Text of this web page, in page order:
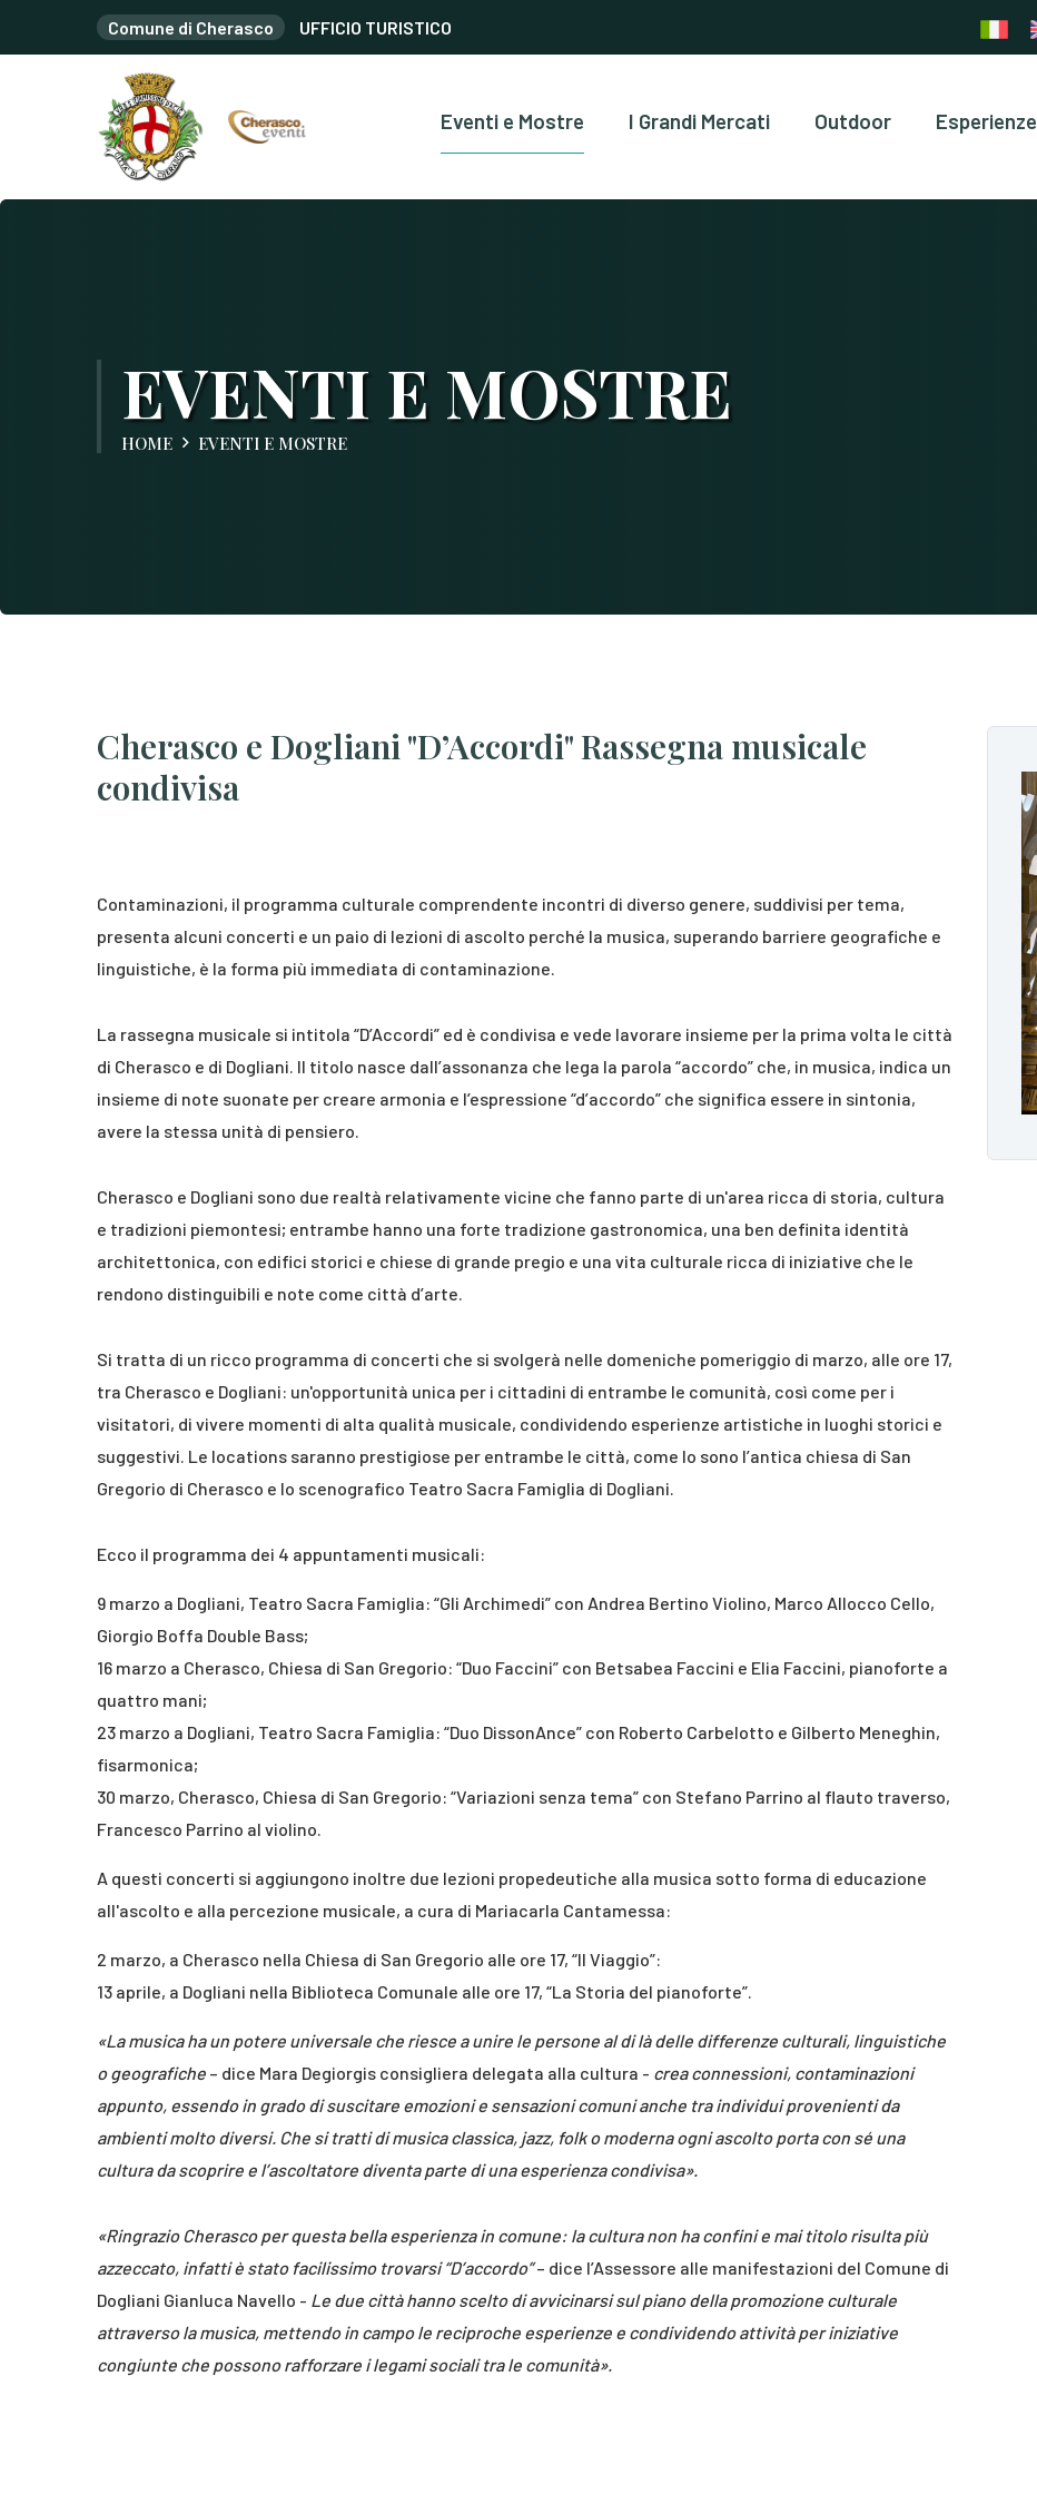
Comune di Cherasco UFFICIO TURISTICO
Eventi e Mostre I Grandi Mercati Outdoor Esperienze
EVENTI E MOSTRE
HOME EVENTI E MOSTRE
Cherasco e Dogliani "D’Accordi" Rassegna musicale
condivisa
Contaminazioni, il programma culturale comprendente incontri di diverso genere, suddivisi per tema,
presenta alcuni concerti e un paio di lezioni di ascolto perché la musica, superando barriere geografiche e
linguistiche, è la forma più immediata di contaminazione.
La rassegna musicale si intitola “D’Accordi” ed è condivisa e vede lavorare insieme per la prima volta le città
di Cherasco e di Dogliani. Il titolo nasce dall’assonanza che lega la parola “accordo” che, in musica, indica un
insieme di note suonate per creare armonia e l’espressione “d’accordo” che significa essere in sintonia,
avere la stessa unità di pensiero.
Cherasco e Dogliani sono due realtà relativamente vicine che fanno parte di un'area ricca di storia, cultura
e tradizioni piemontesi; entrambe hanno una forte tradizione gastronomica, una ben definita identità
architettonica, con edifici storici e chiese di grande pregio e una vita culturale ricca di iniziative che le
rendono distinguibili e note come città d’arte.
Si tratta di un ricco programma di concerti che si svolgerà nelle domeniche pomeriggio di marzo, alle ore 17,
tra Cherasco e Dogliani: un'opportunità unica per i cittadini di entrambe le comunità, così come per i
visitatori, di vivere momenti di alta qualità musicale, condividendo esperienze artistiche in luoghi storici e
suggestivi. Le locations saranno prestigiose per entrambe le città, come lo sono l’antica chiesa di San
Gregorio di Cherasco e lo scenografico Teatro Sacra Famiglia di Dogliani.
Ecco il programma dei 4 appuntamenti musicali:
9 marzo a Dogliani, Teatro Sacra Famiglia: “Gli Archimedi” con Andrea Bertino Violino, Marco Allocco Cello,
Giorgio Boffa Double Bass;
16 marzo a Cherasco, Chiesa di San Gregorio: “Duo Faccini” con Betsabea Faccini e Elia Faccini, pianoforte a
quattro mani;
23 marzo a Dogliani, Teatro Sacra Famiglia: “Duo DissonAnce” con Roberto Carbelotto e Gilberto Meneghin,
fisarmonica;
30 marzo, Cherasco, Chiesa di San Gregorio: “Variazioni senza tema” con Stefano Parrino al flauto traverso,
Francesco Parrino al violino.
A questi concerti si aggiungono inoltre due lezioni propedeutiche alla musica sotto forma di educazione
all'ascolto e alla percezione musicale, a cura di Mariacarla Cantamessa:
2 marzo, a Cherasco nella Chiesa di San Gregorio alle ore 17, “Il Viaggio”:
13 aprile, a Dogliani nella Biblioteca Comunale alle ore 17, “La Storia del pianoforte”.
«La musica ha un potere universale che riesce a unire le persone al di là delle differenze culturali, linguistiche
o geografiche – dice Mara Degiorgis consigliera delegata alla cultura - crea connessioni, contaminazioni
appunto, essendo in grado di suscitare emozioni e sensazioni comuni anche tra individui provenienti da
ambienti molto diversi. Che si tratti di musica classica, jazz, folk o moderna ogni ascolto porta con sé una
cultura da scoprire e l’ascoltatore diventa parte di una esperienza condivisa».
«Ringrazio Cherasco per questa bella esperienza in comune: la cultura non ha confini e mai titolo risulta più
azzeccato, infatti è stato facilissimo trovarsi “D’accordo”– dice l’Assessore alle manifestazioni del Comune di
Dogliani Gianluca Navello - Le due città hanno scelto di avvicinarsi sul piano della promozione culturale
attraverso la musica, mettendo in campo le reciproche esperienze e condividendo attività per iniziative
congiunte che possono rafforzare i legami sociali tra le comunità».